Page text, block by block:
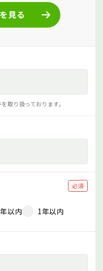
見る
取り扱っております。
必須
以内 1年以内